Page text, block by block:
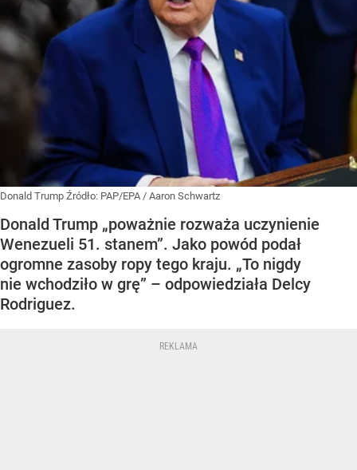
Donald Trump Źródło: PAP/EPA / Aaron Schwartz
Donald Trump „poważnie rozważa uczynienie
Wenezueli 51. stanem”. Jako powód podał
ogromne zasoby ropy tego kraju. „To nigdy
nie wchodziło w grę” – odpowiedziała Delcy
Rodriguez.